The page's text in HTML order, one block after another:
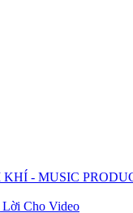
- MUSIC
Cho Video